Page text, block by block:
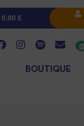
0.00 €
BOUTIQUE